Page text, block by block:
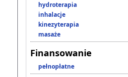
hydroterapia
inhalacje
kinezyterapia
masaże
Finansowanie
pełnopłatne